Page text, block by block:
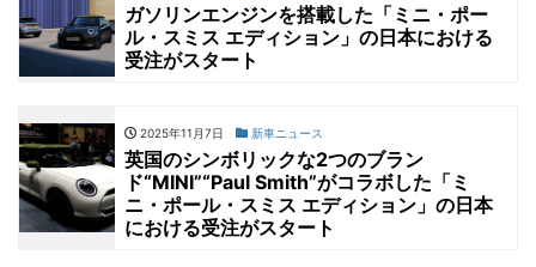
ガソリンエンジンを搭載した「ミニ・ポー
ル・スミス エディション」の日本における
受注がスタート
2025年11月7日 新車ニュース
英国のシンボリックな2つのブラン
ド“MINI”“Paul Smith”がコラボした「ミ
ニ・ポール・スミス エディション」の日本
における受注がスタート